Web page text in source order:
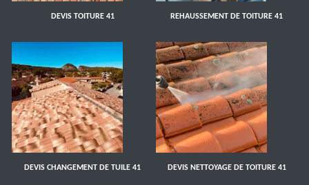
DEVIS TOITURE 41 REHAUSSEMENT DE TOITURE 41
DEVIS CHANGEMENT DE TUILE 41 DEVIS NETTOYAGE DE TOITURE 41